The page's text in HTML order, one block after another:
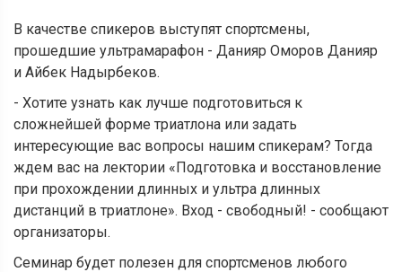
В качестве спикеров выступят спортсмены,
прошедшие ультрамарафон - Данияр Оморов Данияр
и Айбек Надырбеков.
- Хотите узнать как лучше подготовиться к
сложнейшей форме триатлона или задать
интересующие вас вопросы нашим спикерам? Тогда
ждем вас на лектории «Подготовка и восстановление
при прохождении длинных и ультра длинных
дистанций в триатлоне». Вход - свободный! - сообщают
организаторы.
Семинар будет полезен для спортсменов любого